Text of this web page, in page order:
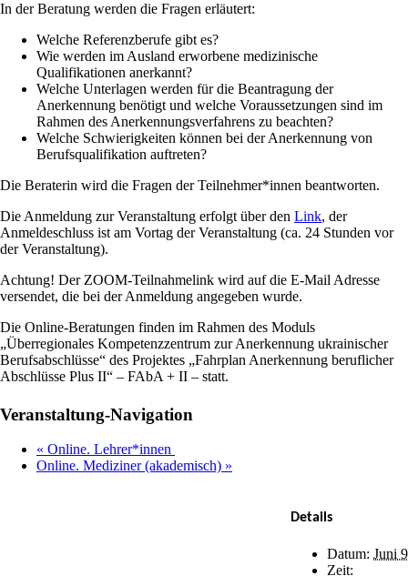
In der Beratung werden die Fragen erläutert:
Welche Referenzberufe gibt es?
Wie werden im Ausland erworbene medizinische
Qualifikationen anerkannt?
Welche Unterlagen werden für die Beantragung der
Anerkennung benötigt und welche Voraussetzungen sind im
Rahmen des Anerkennungsverfahrens zu beachten?
Welche Schwierigkeiten können bei der Anerkennung von
Berufsqualifikation auftreten?
Die Beraterin wird die Fragen der Teilnehmer*innen beantworten.
Die Anmeldung zur Veranstaltung erfolgt über den Link, der
Anmeldeschluss ist am Vortag der Veranstaltung (ca. 24 Stunden vor
der Veranstaltung).
Achtung! Der ZOOM-Teilnahmelink wird auf die E-Mail Adresse
versendet, die bei der Anmeldung angegeben wurde.
Die Online-Beratungen finden im Rahmen des Moduls
„Überregionales Kompetenzzentrum zur Anerkennung ukrainischer
Berufsabschlüsse“ des Projektes „Fahrplan Anerkennung beruflicher
Abschlüsse Plus II“ – FAbA + II – statt.
Facebook
X
Bluesky
Reddit
LinkedIn
WhatsApp
Telegram
Tumblr
Xing
Email
Copy
Veranstaltung-Navigation
« Online. Lehrer*innen
Online. Mediziner (akademisch) »
Details
Datum: Juni 9
Zeit: